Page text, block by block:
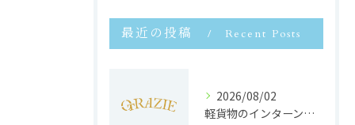
最近の投稿 Recent Posts
2026/08/02
軽貨物のインターンで静岡県浜松市で未経験から収入安定と働きやすさを両立するポイント